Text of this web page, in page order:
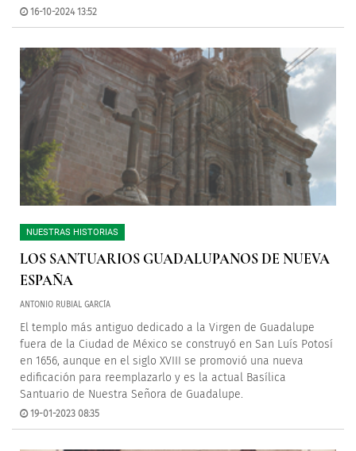
16-10-2024 13:52
NUESTRAS HISTORIAS
LOS SANTUARIOS GUADALUPANOS DE NUEVA
ESPAÑA
ANTONIO RUBIAL GARCÍA
El templo más antiguo dedicado a la Virgen de Guadalupe
fuera de la Ciudad de México se construyó en San Luís Potosí
en 1656, aunque en el siglo XVIII se promovió una nueva
edificación para reemplazarlo y es la actual Basílica
Santuario de Nuestra Señora de Guadalupe.
19-01-2023 08:35